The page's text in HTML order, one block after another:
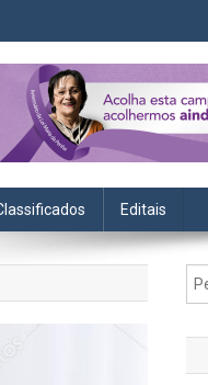
e cotidiano.
Editais